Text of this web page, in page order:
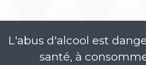
L'abus d'alcool est
santé, à